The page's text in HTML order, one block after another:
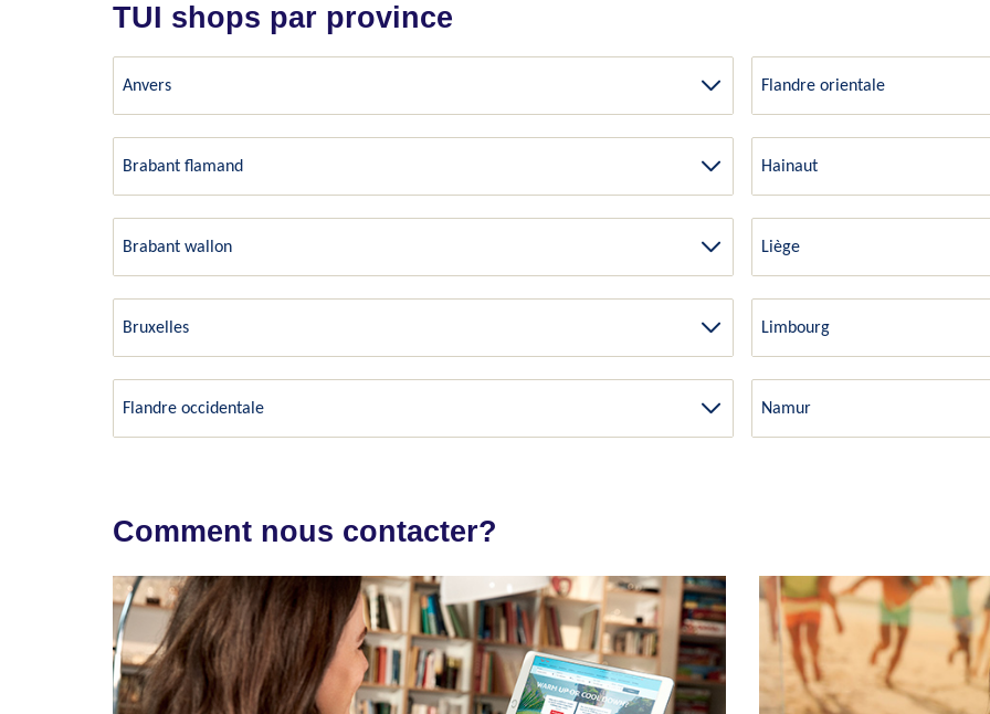
TUI shops par province
Anvers
Brabant flamand
Brabant wallon
Bruxelles
Flandre occidentale
Flandre orientale
Hainaut
Liège
Limbourg
Namur
Comment nous contacter?